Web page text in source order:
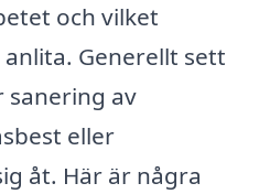
och vilket
Generellt sett
sanering av
eller
åt. Här är några